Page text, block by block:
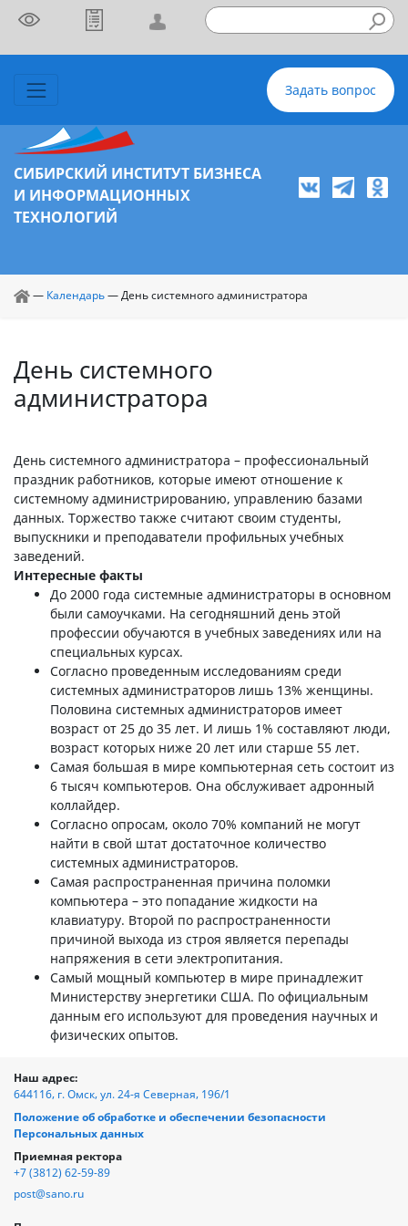
Задать вопрос
СИБИРСКИЙ ИНСТИТУТ БИЗНЕСА
И ИНФОРМАЦИОННЫХ
ТЕХНОЛОГИЙ
— Календарь—День системного администратора
День системного
администратора
День системного администратора – профессиональный
праздник работников, которые имеют отношение к
системному администрированию, управлению базами
данных. Торжество также считают своим студенты,
выпускники и преподаватели профильных учебных
заведений.
Интересные факты
До 2000 года системные администраторы в основном
были самоучками. На сегодняшний день этой
профессии обучаются в учебных заведениях или на
специальных курсах.
Согласно проведенным исследованиям среди
системных администраторов лишь 13% женщины.
Половина системных администраторов имеет
возраст от 25 до 35 лет. И лишь 1% составляют люди,
возраст которых ниже 20 лет или старше 55 лет.
Самая большая в мире компьютерная сеть состоит из
6 тысяч компьютеров. Она обслуживает адронный
коллайдер.
Согласно опросам, около 70% компаний не могут
найти в свой штат достаточное количество
системных администраторов.
Самая распространенная причина поломки
компьютера – это попадание жидкости на
клавиатуру. Второй по распространенности
причиной выхода из строя является перепады
напряжения в сети электропитания.
Самый мощный компьютер в мире принадлежит
Министерству энергетики США. По официальным
данным его используют для проведения научных и
физических опытов.
Наш адрес:
644116, г. Омск, ул. 24-я Северная, 196/1
Положение об обработке и обеспечении безопасности
Персональных данных
Приемная ректора
+7 (3812) 62-59-89
post@sano.ru